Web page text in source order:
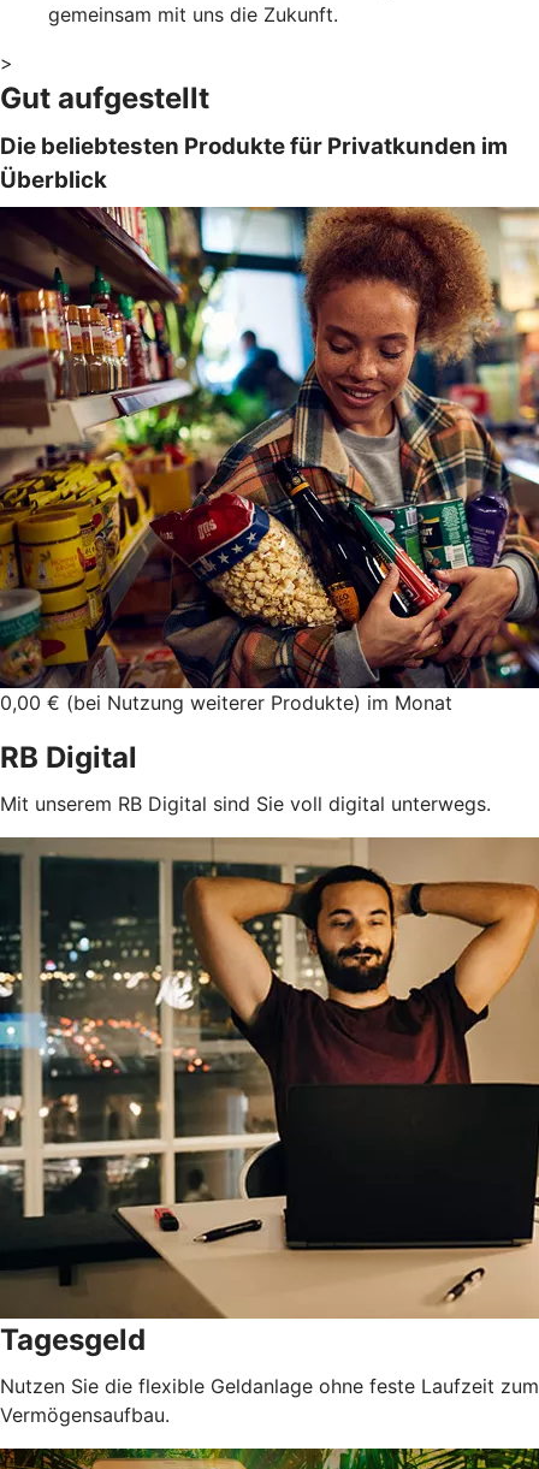
gemeinsam mit uns die Zukunft.
>
Gut aufgestellt
Die beliebtesten Produkte für Privatkunden im
Überblick
0,00 € (bei Nutzung weiterer Produkte) im Monat
RB Digital
Mit unserem RB Digital sind Sie voll digital unterwegs.
Tagesgeld
Nutzen Sie die flexible Geldanlage ohne feste Laufzeit zum
Vermögensaufbau.